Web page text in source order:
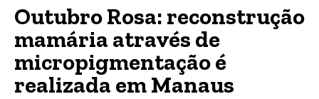
Outubro Rosa: reconstrução
mamária através de
micropigmentação é
realizada em Manaus